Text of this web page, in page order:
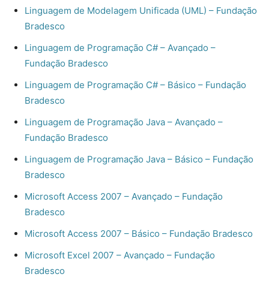
Linguagem de Modelagem Unificada (UML) – Fundação
Bradesco
Linguagem de Programação C# – Avançado –
Fundação Bradesco
Linguagem de Programação C# – Básico – Fundação
Bradesco
Linguagem de Programação Java – Avançado –
Fundação Bradesco
Linguagem de Programação Java – Básico – Fundação
Bradesco
Microsoft Access 2007 – Avançado – Fundação
Bradesco
Microsoft Access 2007 – Básico – Fundação Bradesco
Microsoft Excel 2007 – Avançado – Fundação
Bradesco